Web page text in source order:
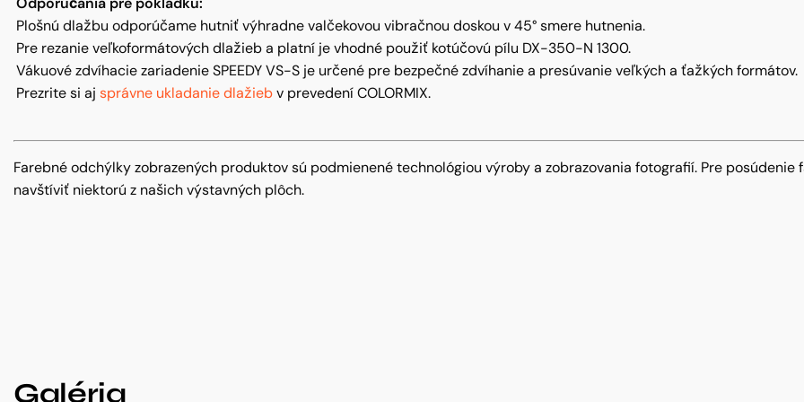
Plošnú dlažbu odporúčame hutniť výhradne valčekovou vibračnou doskou v 45° smere hutnenia.
Pre rezanie veľkoformátových dlažieb a platní je vhodné použiť kotúčovú pílu DX-350-N 1300.
Vákuové zdvíhacie zariadenie SPEEDY VS-S je určené pre bezpečné zdvíhanie a presúvanie veľkých a ťažkých formátov.
Prezrite si aj správne ukladanie dlažiebv prevedení COLORMIX.
Farebné odchýlky zobrazených produktov sú podmienené technológiou výroby a zobrazovania fotografií. Pre
navštíviť niektorú z našich výstavných plôch.
Galéria